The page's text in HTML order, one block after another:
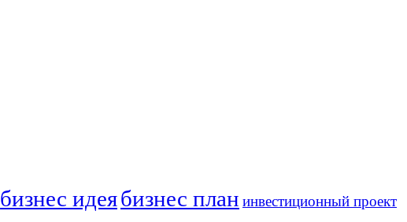
бизнес идеябизнес план инвестиционный проект